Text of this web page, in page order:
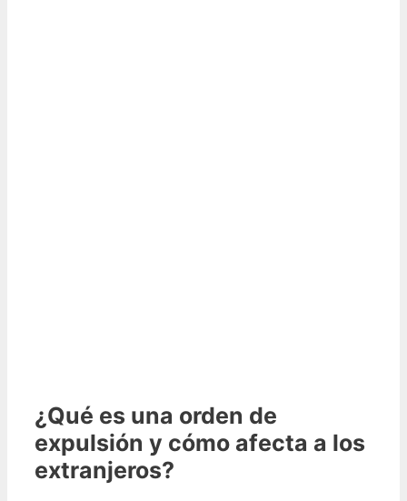
¿Qué es una orden de
expulsión y cómo afecta a los
extranjeros?